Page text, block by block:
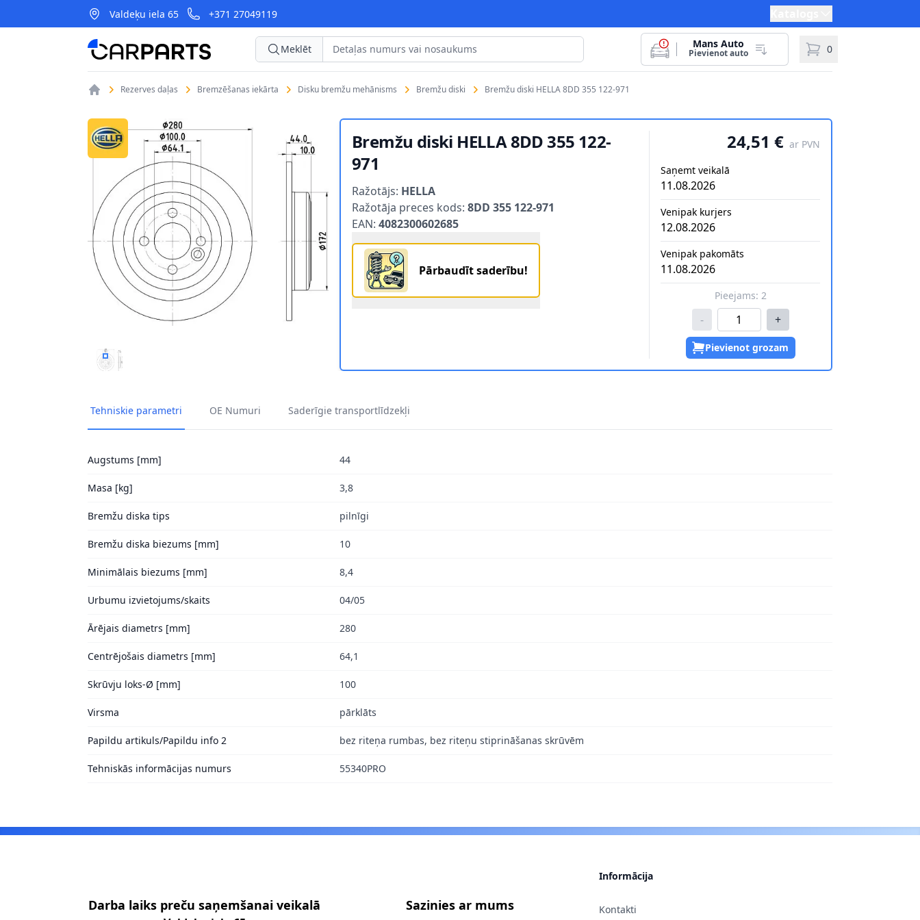
Valdeķu iela 65 +371 27049119
CarParts Meklēt Mans Auto
Pievienot auto 0
Rezerves daļas Bremzēšanas iekārta Disku bremžu mehānisms Bremžu diski Bremžu diski HELLA 8DD 355 122-971
BREMŽU DISKI HELLA 8DD 355 122-971 1
Bremžu diski HELLA 8DD 355 122-
971
Ražotājs: HELLA
Ražotāja preces kods: 8DD 355 122-971
EAN: 4082300602685
Pārbaudīt saderību!
24,51 € ar PVN
Saņemt veikalā
11.08.2026
Venipak kurjers
12.08.2026
Venipak pakomāts
11.08.2026
Pieejams: 2
- +
Pievienot grozam
Tehniskie parametri OE Numuri Saderīgie transportlīdzekļi
Augstums [mm] 44
Masa [kg] 3,8
Bremžu diska tips pilnīgi
Bremžu diska biezums [mm] 10
Minimālais biezums [mm] 8,4
Urbumu izvietojums/skaits 04/05
Ārējais diametrs [mm] 280
Centrējošais diametrs [mm] 64,1
Skrūvju loks-Ø [mm] 100
Virsma pārklāts
Papildu artikuls/Papildu info 2 bez riteņa rumbas, bez riteņu stiprināšanas skrūvēm
Tehniskās informācijas numurs 55340PRO
Darba laiks preču saņemšanai veikalā Sazinies ar mums
Informācija
Kontakti